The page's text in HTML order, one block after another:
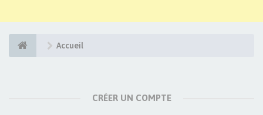
Accueil
CRÉER UN COMPTE